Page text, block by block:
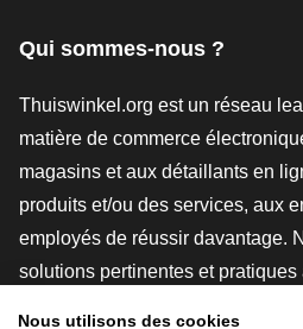
Qui sommes-nous ?
Thuiswinkel.org est un réseau
matière de commerce
magasins et aux détaillants en
produits et/ou des services, aux
employés de réussir davantage.
solutions pertinentes et
Nous utilisons des cookies